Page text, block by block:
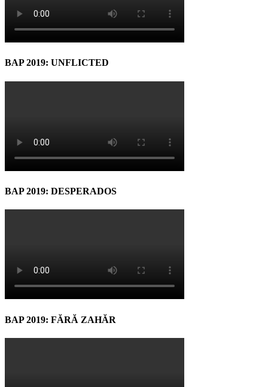
BAP 2019: UNFLICTED
BAP 2019: DESPERADOS
BAP 2019: FĂRĂ ZAHĂR